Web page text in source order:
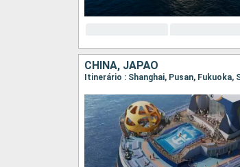
CHINA, JAPÃO
Itinerário : Shanghai, Pusan, Fukuoka,